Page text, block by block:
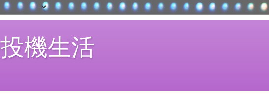
機生活